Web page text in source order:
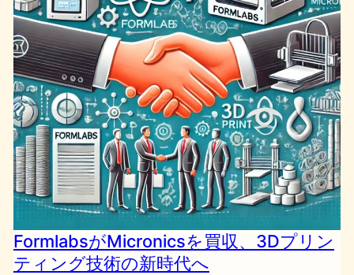
FormlabsがMicronicsを買収、3Dプリン
ティング技術の新時代へ